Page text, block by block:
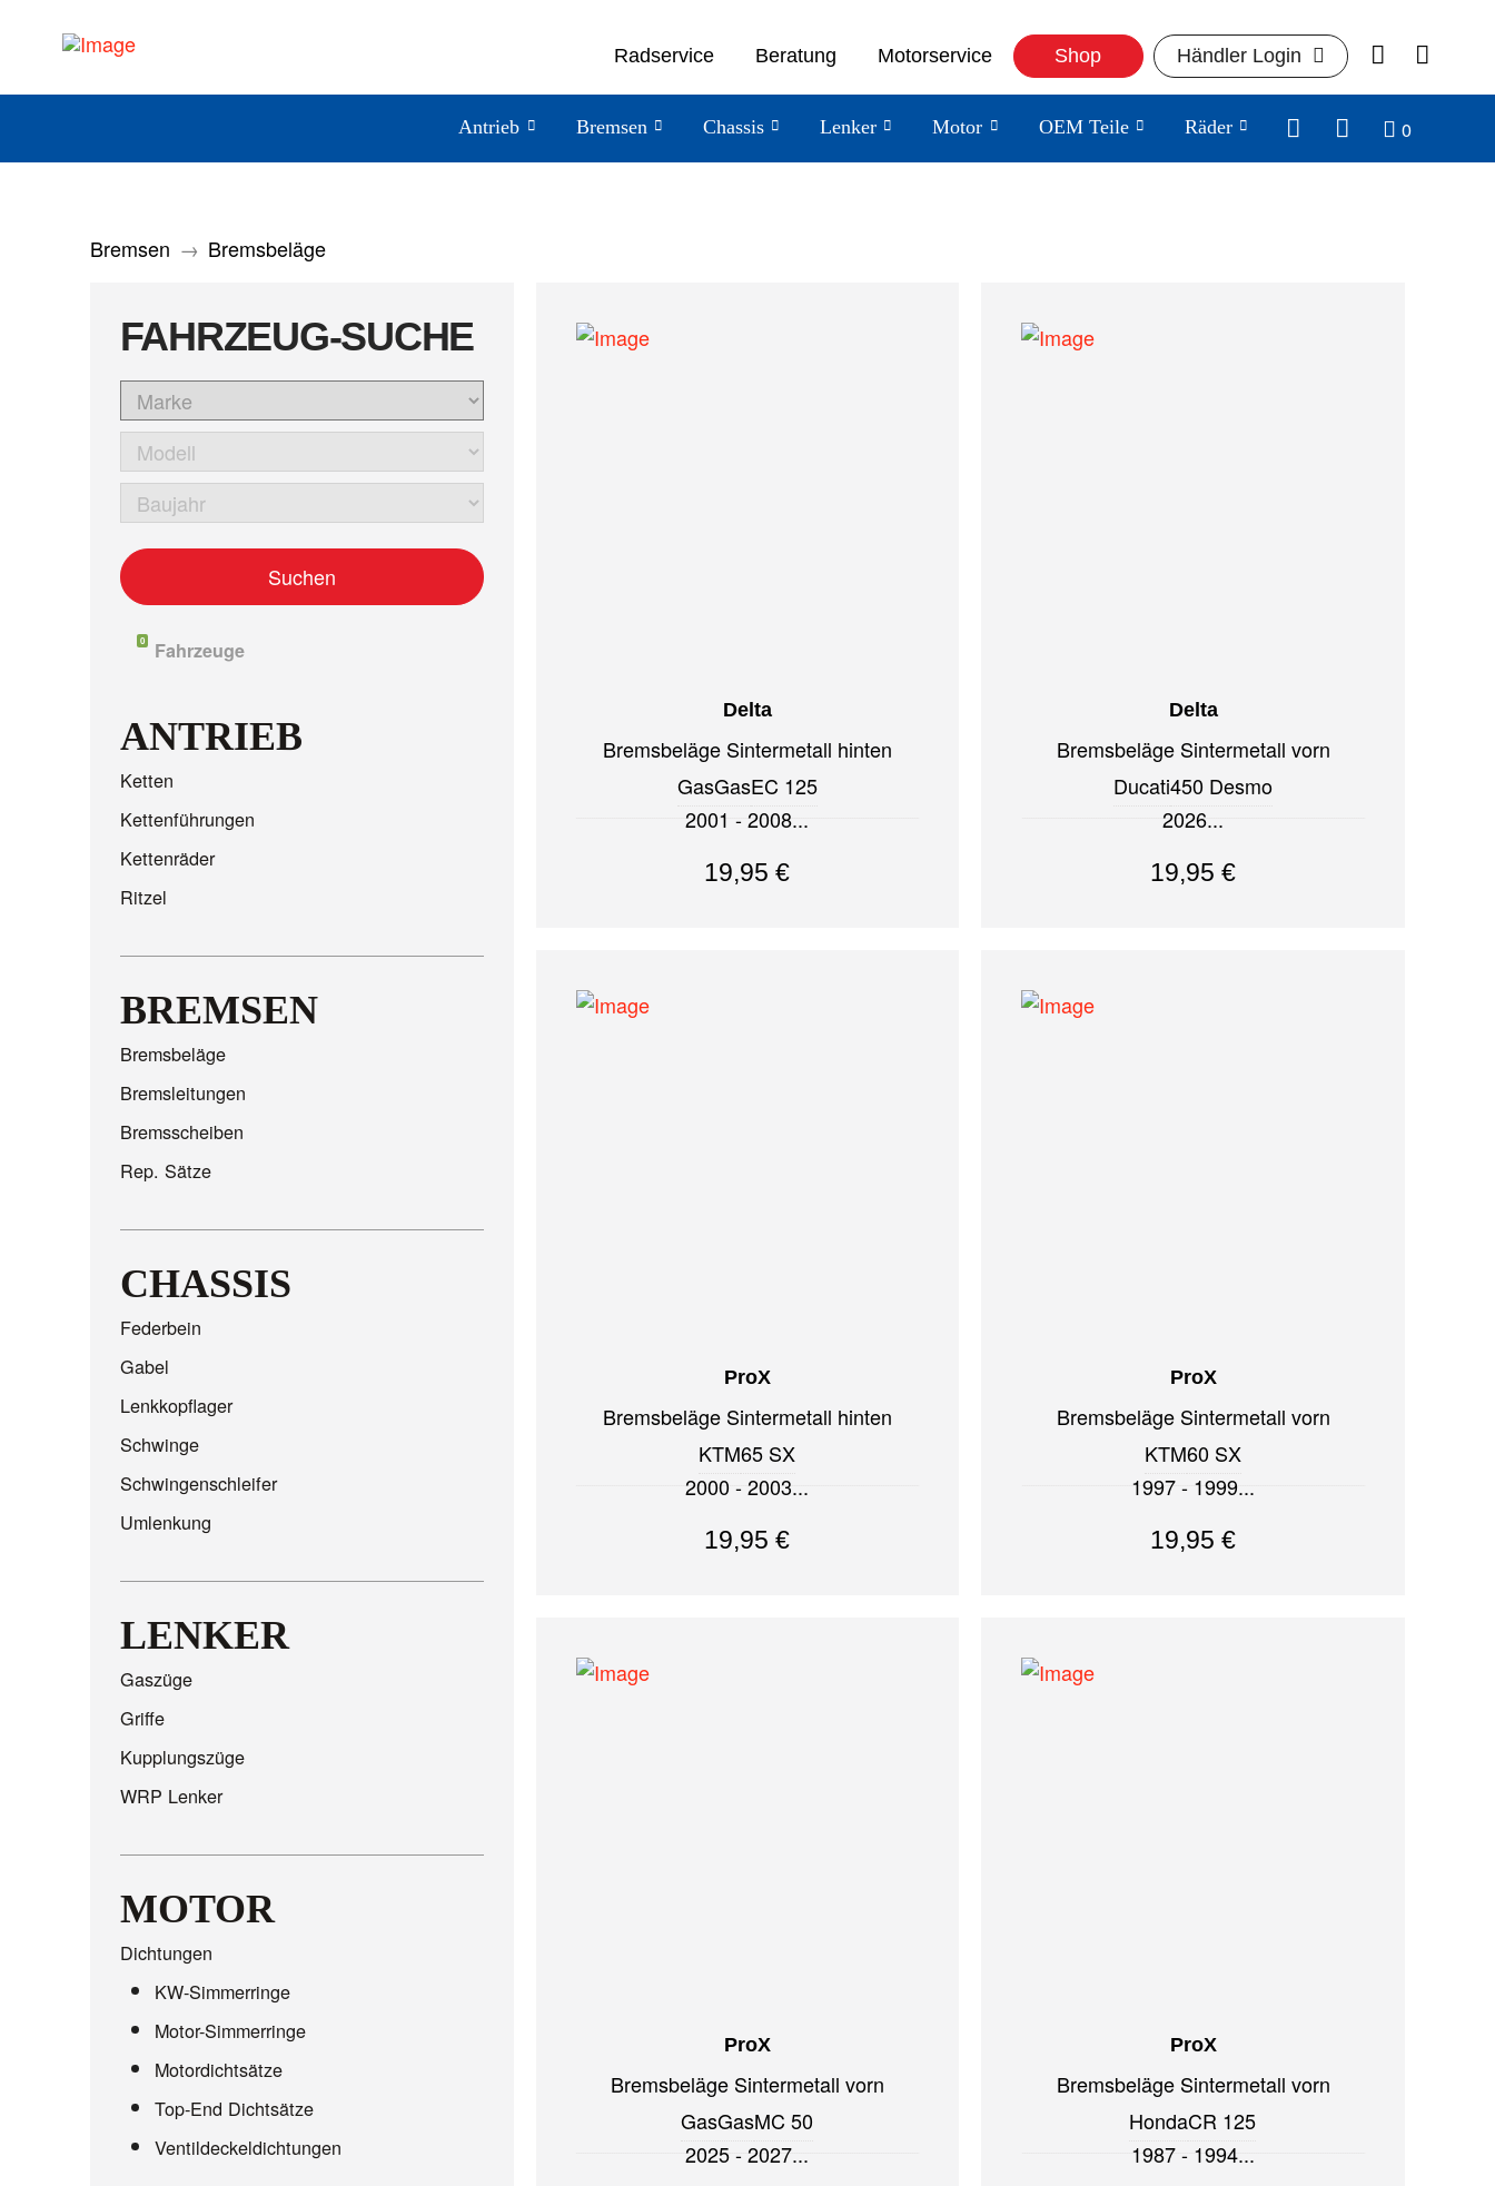
Radservice Beratung Motorservice Shop Händler Login
Antrieb Bremsen Chassis Lenker Motor OEM Teile Räder 0
Bremsen → Bremsbeläge
FAHRZEUG-SUCHE
0 Fahrzeuge
ANTRIEB
Ketten
Kettenführungen
Kettenräder
Ritzel
BREMSEN
Bremsbeläge
Bremsleitungen
Bremsscheiben
Rep. Sätze
CHASSIS
Federbein
Gabel
Lenkkopflager
Schwinge
Schwingenschleifer
Umlenkung
LENKER
Gaszüge
Griffe
Kupplungszüge
WRP Lenker
MOTOR
Dichtungen
KW-Simmerringe
Motor-Simmerringe
Motordichtsätze
Top-End Dichtsätze
Ventildeckeldichtungen
Delta
Bremsbeläge Sintermetall hinten
GasGasEC 125
2001 - 2008
19,95€
Delta
Bremsbeläge Sintermetall vorn
Ducati450 Desmo
2026
19,95€
ProX
Bremsbeläge Sintermetall hinten
KTM65 SX
2000 - 2003
19,95€
ProX
Bremsbeläge Sintermetall vorn
KTM60 SX
1997 - 1999
19,95€
ProX
Bremsbeläge Sintermetall vorn
GasGasMC 50
2025 - 2027
ProX
Bremsbeläge Sintermetall vorn
HondaCR 125
1987 - 1994